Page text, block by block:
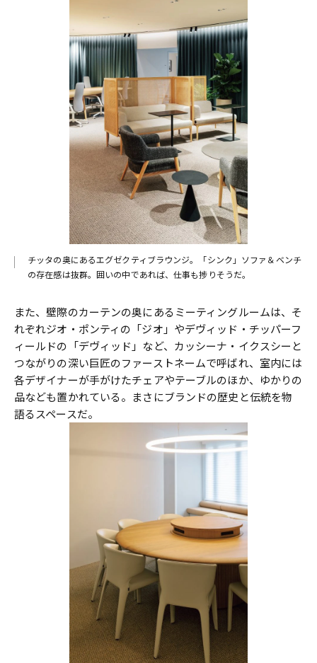
チッタの奥にあるエグゼクティブラウンジ。「シンク」ソファ＆ベンチ
の存在感は抜群。囲いの中であれば、仕事も捗りそうだ。
また、壁際のカーテンの奥にあるミーティングルームは、そ
れぞれジオ・ポンティの「ジオ」やデヴィッド・チッパーフ
ィールドの「デヴィッド」など、カッシーナ・イクスシーと
つながりの深い巨匠のファーストネームで呼ばれ、室内には
各デザイナーが手がけたチェアやテーブルのほか、ゆかりの
品なども置かれている。まさにブランドの歴史と伝統を物
語るスペースだ。